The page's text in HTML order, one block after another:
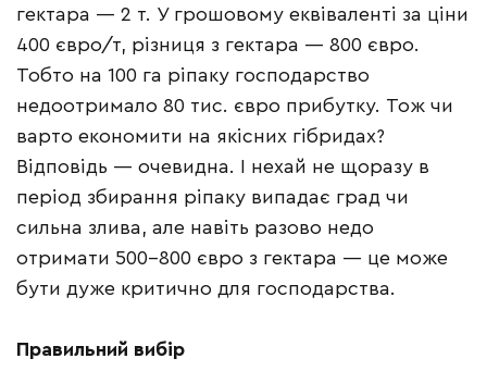
гектара — 2 т. У грошовому еквіваленті за ціни
400 євро/т, різниця з гектара — 800 євро.
Тобто на 100 га ріпаку господарство
недоотримало 80 тис. євро прибутку. Тож чи
варто економити на якісних гібридах?
Відповідь — очевидна. І нехай не щоразу в
період збирання ріпаку випадає град чи
сильна злива, але навіть разово недо
отримати 500–800 євро з гектара — це може
бути дуже критично для господарства.
Правильний вибір